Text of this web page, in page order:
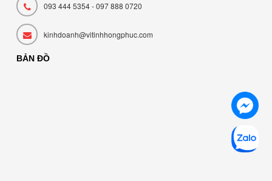
093 444 5354 - 097 888 0720
kinhdoanh@vitinhhongphuc.com
BẢN ĐỒ